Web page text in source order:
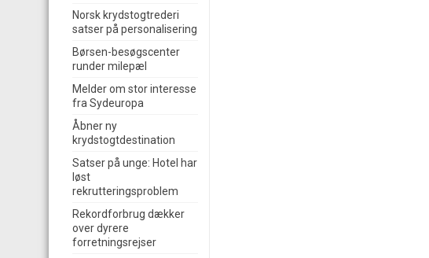
Norsk krydstogtrederi
satser på personalisering
Børsen-besøgscenter
runder milepæl
Melder om stor interesse
fra Sydeuropa
Åbner ny
krydstogtdestination
Satser på unge: Hotel har
løst
rekrutteringsproblem
Rekordforbrug dækker
over dyrere
forretningsrejser